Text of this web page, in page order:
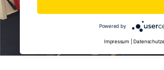
Powered by
Impressum